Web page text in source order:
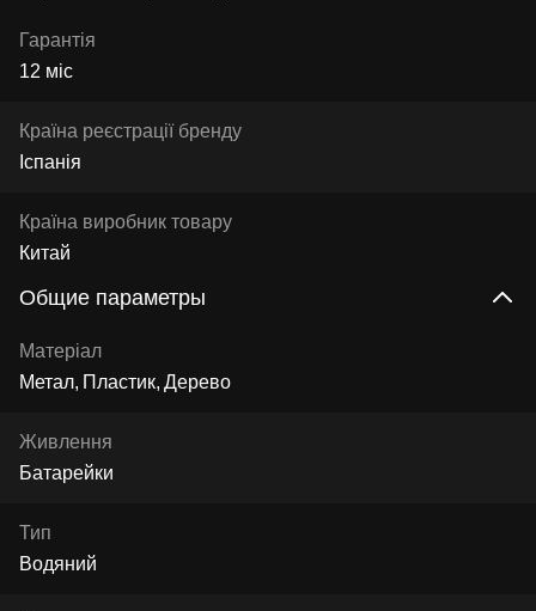
Гарантія
12 міс
Країна реєстрації бренду
Іспанія
Країна виробник товару
Китай
Общие параметры
Матеріал
Метал Пластик Дерево
Живлення
Батарейки
Тип
Водяний